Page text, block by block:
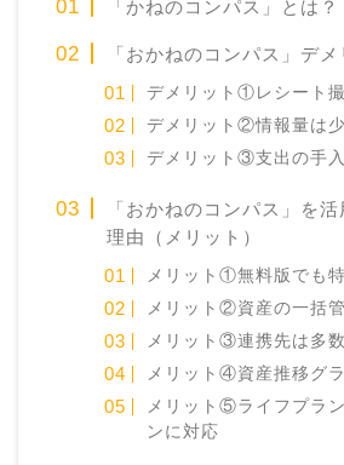
「かねのコンパス」とは？
「おかねのコンパス」デメ
デメリット①レシート
デメリット②情報量は
デメリット③支出の手
「おかねのコンパス」を
理由（メリット）
メリット①無料版でも
メリット②資産の一括
メリット③連携先は多数
メリット④資産推移グ
メリット⑤ライフプラ
ンに対応